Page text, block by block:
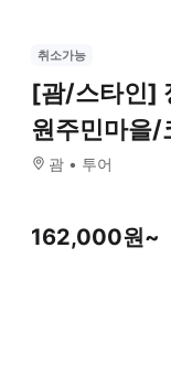
취소가능
[괌/스타인]
원주민마을/
괌 투어
162,000원~